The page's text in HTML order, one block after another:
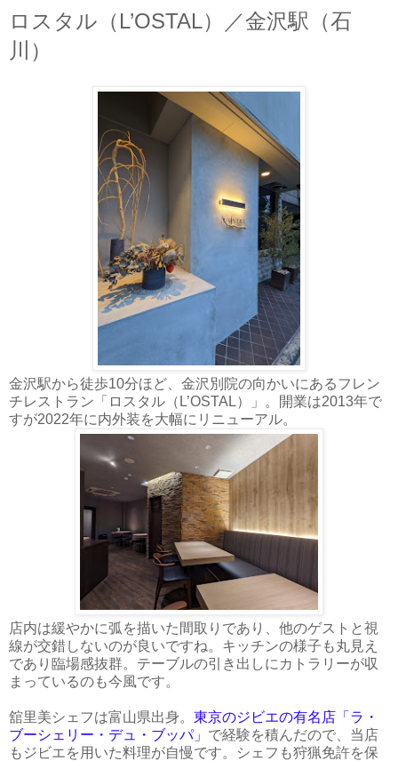
ロスタル（L’OSTAL）／金沢駅（石
川）
金沢駅から徒歩10分ほど、金沢別院の向かいにあるフレン
チレストラン「ロスタル（L’OSTAL）」。開業は2013年で
すが2022年に内外装を大幅にリニューアル。
店内は緩やかに弧を描いた間取りであり、他のゲストと視
線が交錯しないのが良いですね。キッチンの様子も丸見え
であり臨場感抜群。テーブルの引き出しにカトラリーが収
まっているのも今風です。
舘里美シェフは富山県出身。 東京のジビエの有名店「ラ・
ブーシェリー・デュ・ブッパ」 で経験を積んだので、当店
もジビエを用いた料理が自慢です。シェフも狩猟免許を保